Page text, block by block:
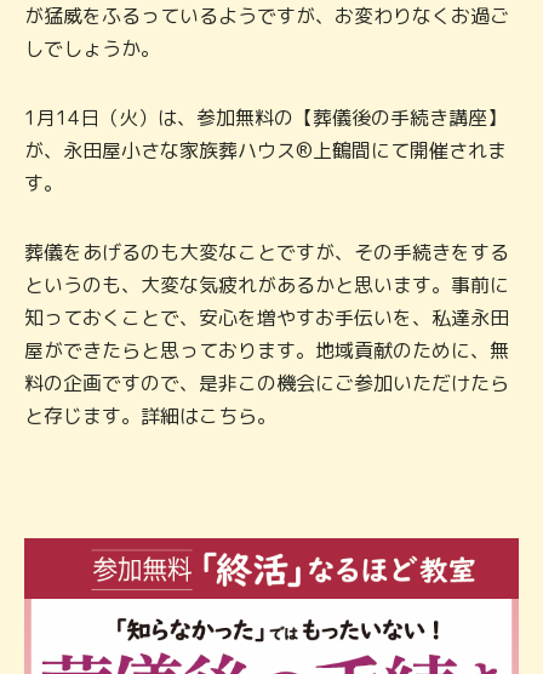
が猛威をふるっているようですが、お変わりなくお過ご
しでしょうか。
1月14日（火）は、参加無料の【葬儀後の手続き講座】
が、永田屋小さな家族葬ハウス®上鶴間にて開催されま
す。
葬儀をあげるのも大変なことですが、その手続きをする
というのも、大変な気疲れがあるかと思います。事前に
知っておくことで、安心を増やすお手伝いを、私達永田
屋ができたらと思っております。地域貢献のために、無
料の企画ですので、是非この機会にご参加いただけたら
と存じます。詳細はこちら。